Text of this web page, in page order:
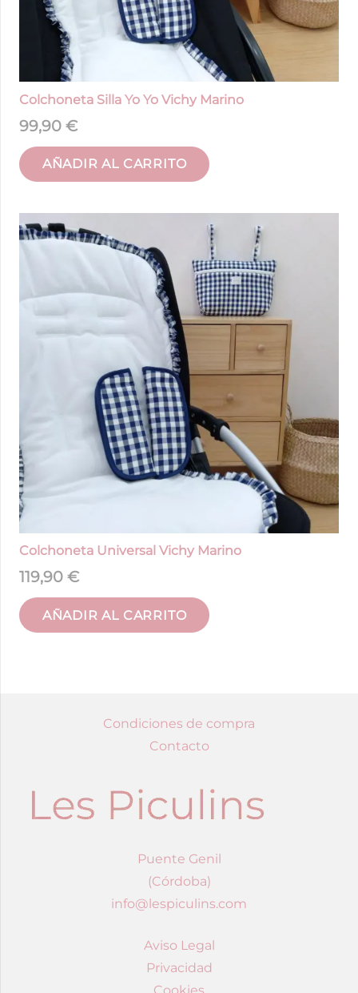
Colchoneta Silla Yo Yo Vichy Marino
99,90 €
AÑADIR AL CARRITO
Colchoneta Universal Vichy Marino
119,90 €
AÑADIR AL CARRITO
Condiciones de compra
Contacto
Puente Genil
(Córdoba)
info@lespiculins.com
Aviso Legal
Privacidad